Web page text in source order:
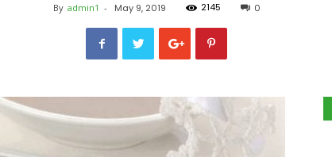
By admin1 - May 9, 2019 2145 0